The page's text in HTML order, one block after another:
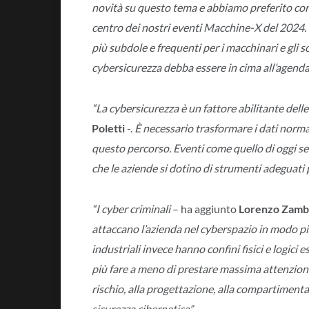
novità su questo tema e abbiamo preferito
centro dei nostri eventi Macchine-X del 2024.
più subdole e frequenti per i macchinari e gli
cybersicurezza debba essere in cima
“La cybersicurezza è un fattore abilitante
Poletti-. È necessario trasformare i dati
questo percorso. Eventi come quello di oggi
che le aziende si dotino di strumenti adeguati
“I cyber criminali– ha aggiunto Lorenzo
attaccano l’azienda nel cyberspazio in modo
industriali invece hanno confini fisici e logici
più fare a meno di prestare massima
rischio, alla progettazione, alla